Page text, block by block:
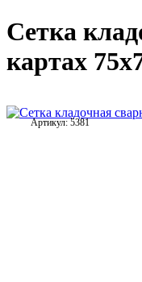
Сетка
картах
Артикул: 5381